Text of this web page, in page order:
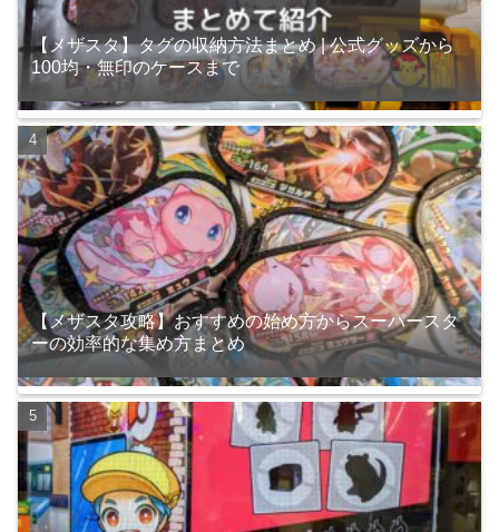
【メザスタ】タグの収納方法まとめ | 公式グッズから
100均・無印のケースまで
【メザスタ攻略】おすすめの始め方からスーパースタ
ーの効率的な集め方まとめ